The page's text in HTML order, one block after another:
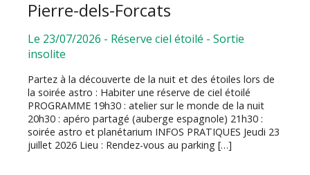
Pierre-dels-Forcats
Le 23/07/2026 - Réserve ciel étoilé - Sortie
insolite
Partez à la découverte de la nuit et des étoiles lors de
la soirée astro : Habiter une réserve de ciel étoilé
PROGRAMME 19h30 : atelier sur le monde de la nuit
20h30 : apéro partagé (auberge espagnole) 21h30 :
soirée astro et planétarium INFOS PRATIQUES Jeudi 23
juillet 2026 Lieu : Rendez-vous au parking […]